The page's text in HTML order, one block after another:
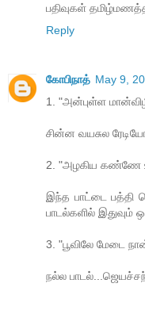
பதிவுகள்
Reply
கோபிநாத் May 9,
1. "அன்புள்ள
சின்ன வயசுல
2. "அழகிய கண்ணே
இந்த பாட்டை பத்தி
பாடல்களில் இதுவும்
3. "பூவிலே மேடை
நல்ல